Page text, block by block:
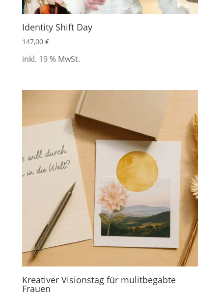
Identity Shift Day
147,00 €
inkl. 19 % MwSt.
Kreativer Visionstag für mulitbegabte
Frauen